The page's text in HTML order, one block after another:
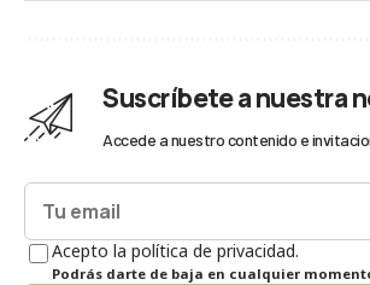
Suscríbete a nuestra
Accede a nuestro contenido e
Acepto la política de privacidad.
Podrás darte de baja en cualquier